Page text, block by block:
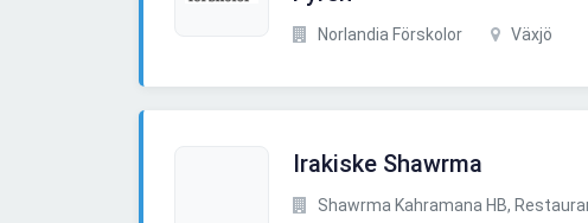
Norlandia Förskolor Växjö
Irakiske Shawrma
Shawrma Kahramana HB,